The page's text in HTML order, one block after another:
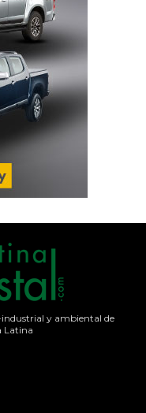
y ambiental de
Latina